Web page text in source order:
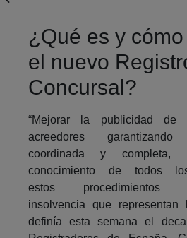
¿Qué es y
el nuevo
Concursal?
“Mejorar la publicidad de
acreedores
coordinada y completa,
conocimiento de todos
estos procedimientos
insolvencia que representan
definía esta semana el